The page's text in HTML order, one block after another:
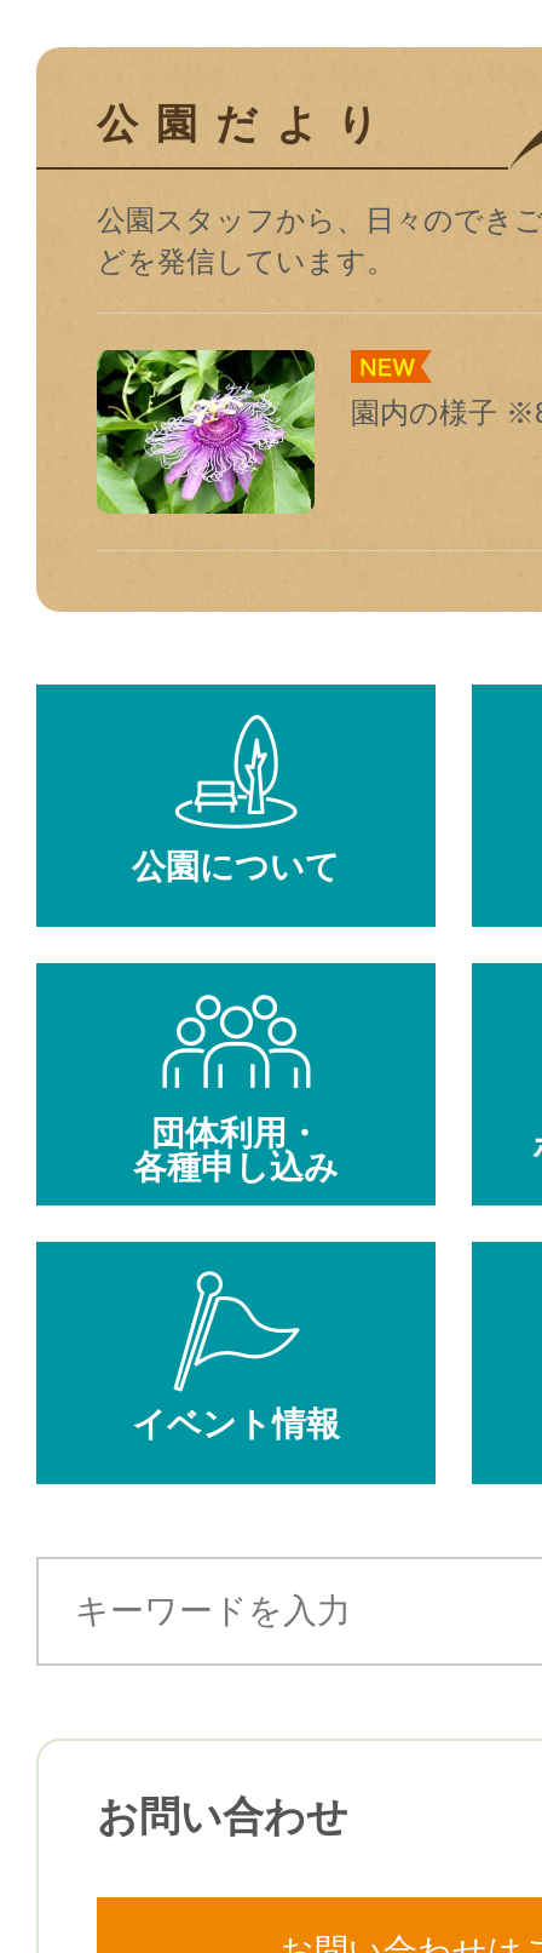
公園だより
公園スタッフから、⽇々のでき
どを発信しています。
園内の様子
公園について
団体利用・
各種申し込み
イベント情報
お問い合わせ